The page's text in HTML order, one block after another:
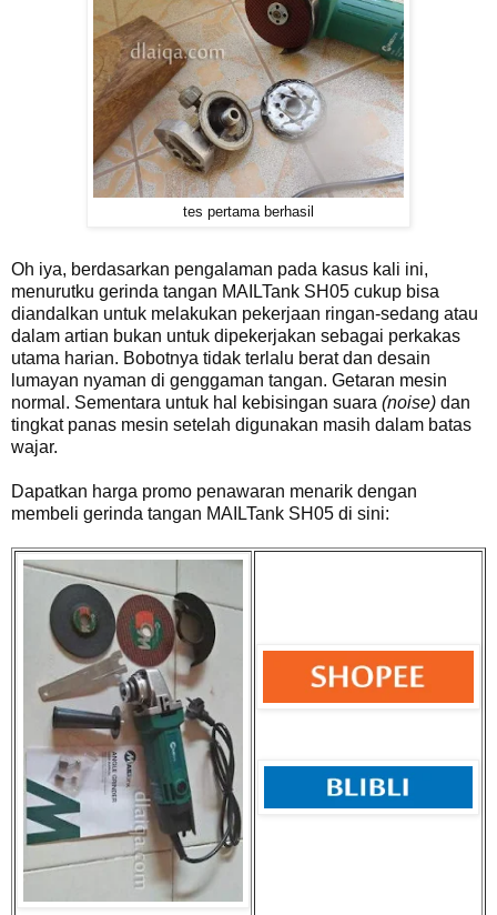
tes pertama berhasil
Oh iya, berdasarkan pengalaman pada kasus kali ini,
menurutku gerinda tangan MAILTank SH05 cukup bisa
diandalkan untuk melakukan pekerjaan ringan-sedang atau
dalam artian bukan untuk dipekerjakan sebagai perkakas
utama harian. Bobotnya tidak terlalu berat dan desain
lumayan nyaman di genggaman tangan. Getaran mesin
normal. Sementara untuk hal kebisingan suara (noise) dan
tingkat panas mesin setelah digunakan masih dalam batas
wajar.
Dapatkan harga promo penawaran menarik dengan
membeli gerinda tangan MAILTank SH05 di sini: